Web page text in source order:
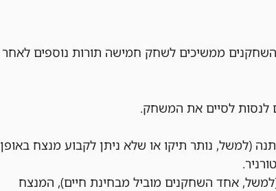
ממשיכים לשחק חמישה תורות נוספים לאחר
לנסות לסיים את המשחק.
(למשל, נותר תיקו או שלא ניתן לקבוע מנצח באופן
אחד השחקנים מוביל מבחינת חיים), המנצח